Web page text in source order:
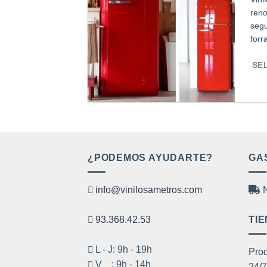
Las
se
la
¿PODEMOS AYUDARTE?
info@vinilosametros.com
93.368.42.53
L - J: 9h - 19h
V : 9h - 14h